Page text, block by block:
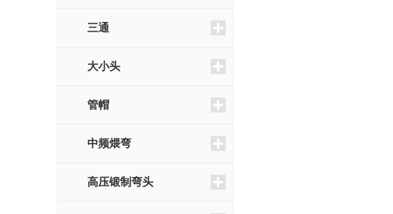
三通
大小头
管帽
中频煨弯
高压锻制弯头